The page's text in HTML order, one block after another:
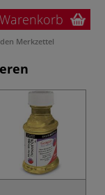
Merkzettel